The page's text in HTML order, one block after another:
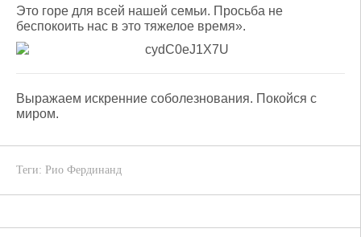
Это горе для всей нашей семьи. Просьба не
беспокоить нас в это тяжелое время».
Выражаем искренние соболезнования. Покойся с
миром.
Теги: Рио Фердинанд